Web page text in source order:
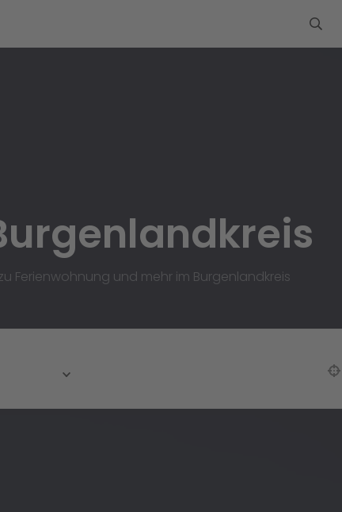
Ferienwohnung und mehr im Burgenlandkreis